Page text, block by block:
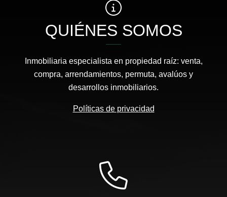
QUIÉNES SOMOS
Inmobiliaria especialista en propiedad raíz: venta,
compra, arrendamientos, permuta, avalúos y
desarrollos inmobiliarios.
Políticas de privacidad